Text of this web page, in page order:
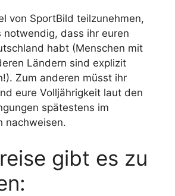
von SportBild teilzunehmen,
notwendig, dass ihr euren
habt (Menschen mit
Ländern sind explizit
Zum anderen müsst ihr
eure Volljährigkeit laut den
spätestens im
nachweisen.
gibt es zu